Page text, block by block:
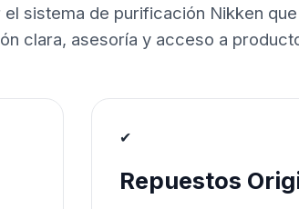
sistema de purificación Nikken
clara, asesoría y acceso a
✔
Repuestos